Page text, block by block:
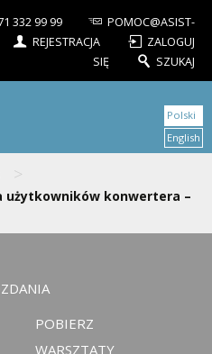
332 99 99
POMOC@ASIST-
REJESTRACJA
ZALOGUJ
SIĘ
SZUKAJ
>
użytkowników konwertera –
Polski
English
POBIERZ
WARSZTATY